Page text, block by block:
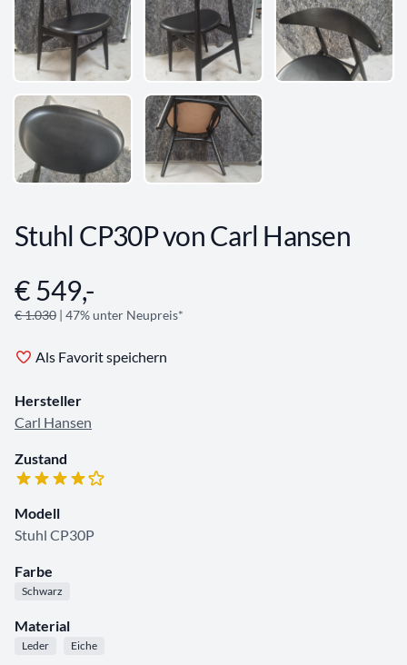
Stuhl CP30P von Carl Hansen
Angebotsinformationen
€ 549,-
€ 1.030 | 47% unter Neupreis*
Als Favorit speichern
Hersteller
Carl Hansen
Zustand
Modell
Stuhl CP30P
Farbe
Schwarz
Material
Leder Eiche